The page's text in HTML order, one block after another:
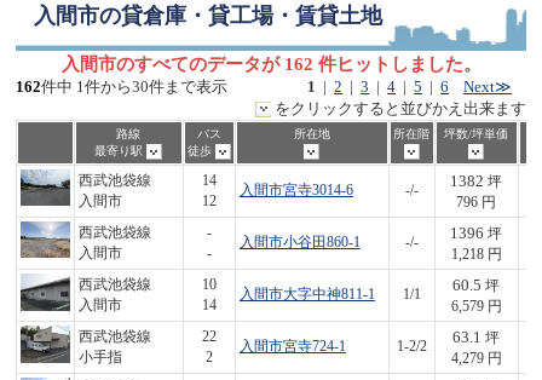
入間市の貸倉庫・貸工場・賃貸土地
入間市のすべてのデータが 162 件ヒットしました。
1 |2 |3 |4 |5 |6 Next≫
162件中 1件から30件まで表示
をクリックすると並びかえ出来ます
路線
最寄り駅
バス
徒歩
所在地 所在階 坪数/坪単価
西武池袋線
入間市
14
12
入間市宮寺3014-6 -/-
1382 坪
796 円
西武池袋線
入間市
-
-
入間市小谷田860-1 -/-
1396 坪
1,218 円
西武池袋線
入間市
10
14
入間市大字中神811-1 1/1
60.5 坪
6,579 円
西武池袋線
小手指
22
2
入間市宮寺724-1 1-2/2
63.1 坪
4,279 円